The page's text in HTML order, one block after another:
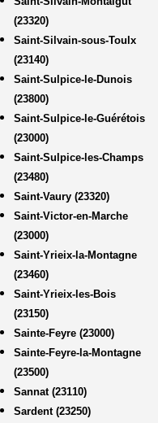
(23320)
Saint-Silvain-sous-Toulx
(23140)
Saint-Sulpice-le-Dunois
(23800)
Saint-Sulpice-le-Guérétois
(23000)
Saint-Sulpice-les-Champs
(23480)
Saint-Vaury (23320)
Saint-Victor-en-Marche
(23000)
Saint-Yrieix-la-Montagne
(23460)
Saint-Yrieix-les-Bois
(23150)
Sainte-Feyre (23000)
Sainte-Feyre-la-Montagne
(23500)
Sannat (23110)
Sardent (23250)